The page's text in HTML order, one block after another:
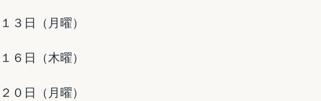
１３日（月曜）
１６日（木曜）
２０日（月曜）